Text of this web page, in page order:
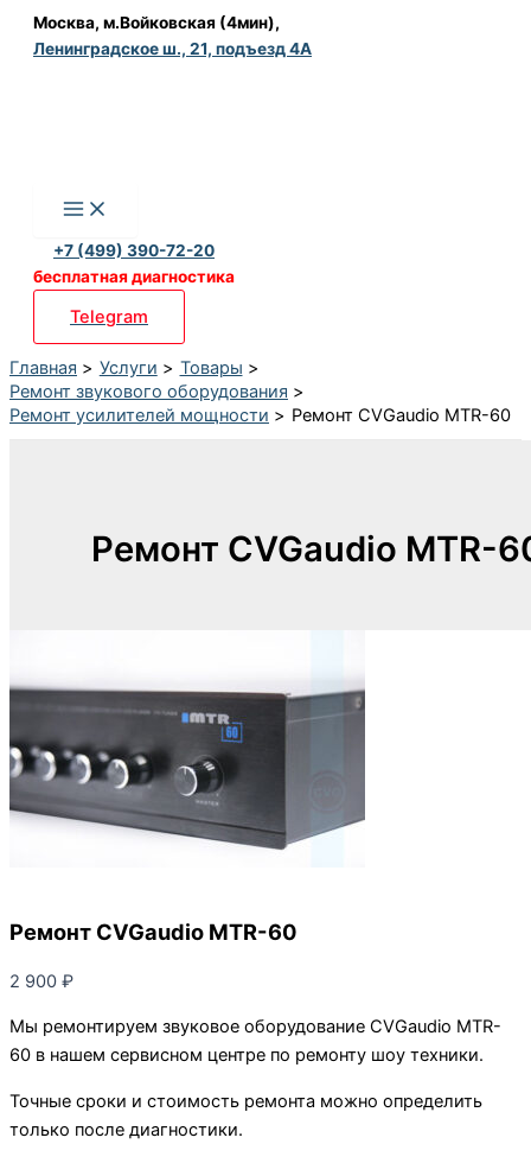
Перейти
Москва, м.Войковская (4мин),
Ленинградское ш., 21, подъезд 4А
+7 (499) 390-72-20
бесплатная диагностика
Telegram
Главная Услуги
Товары
Ремонт звукового оборудования
Ремонт усилителей мощности
Ремонт CVGaudio MTR-60
Ремонт CVGaudio MTR-
Ремонт CVGaudio MTR-60
2 900 ₽
Мы ремонтируем звуковое оборудование CVGaudio MTR-
60 в нашем сервисном центре по ремонту шоу техники.
Точные сроки и стоимость ремонта можно определить
только после диагностики.